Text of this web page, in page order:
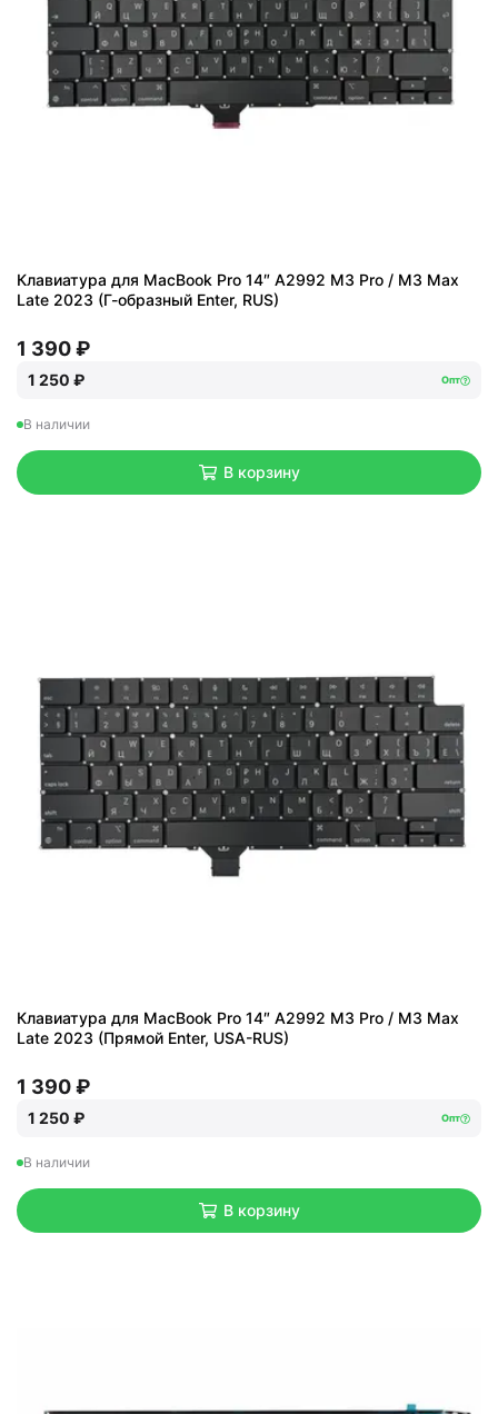
Клавиатура для MacBook Pro 14″ A2992 M3 Pro / M3 Max
Late 2023 (Г-образный Enter, RUS)
1 390 ₽
1 250 ₽ Опт
В наличии
В корзину
Клавиатура для MacBook Pro 14″ A2992 M3 Pro / M3 Max
Late 2023 (Прямой Enter, USA-RUS)
1 390 ₽
1 250 ₽ Опт
В наличии
В корзину